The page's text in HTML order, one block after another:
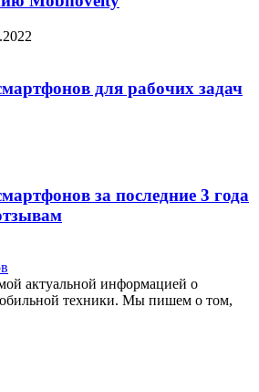
для рабочих задач
за последние 3 года
актуальной информацией о
техники. Мы пишем о том,